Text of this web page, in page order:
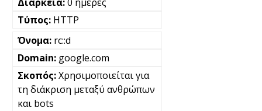
HTTP
rc::d
google.com
Χρησιμοποιείται για
τη διάκριση μεταξύ ανθρώπων
και bots